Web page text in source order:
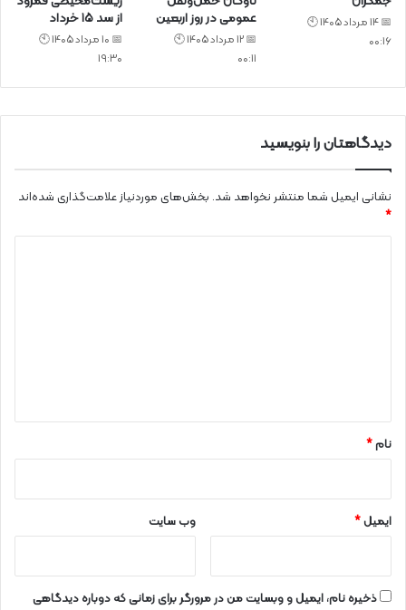
📅 14 مرداد 1405 🕙
00:16
عمومی در روز اربعین
📅 12 مرداد 1405 🕙
00:11
از سد ۱۵ خرداد
📅 10 مرداد 1405 🕙
19:30
دیدگاهتان را بنویسید
نشانی ایمیل شما منتشر نخواهد شد. بخش‌های موردنیاز علامت‌گذاری شده‌اند
*
نام*
ایمیل* وب‌ سایت
ذخیره نام، ایمیل و وبسایت من در مرورگر برای زمانی که دوباره دیدگاهی